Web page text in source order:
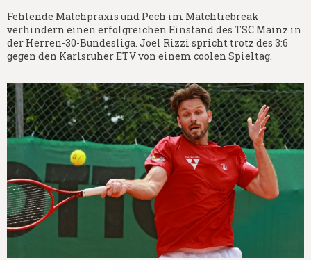
Fehlende Matchpraxis und Pech im Matchtiebreak
verhindern einen erfolgreichen Einstand des TSC Mainz in
der Herren-30-Bundesliga. Joel Rizzi spricht trotz des 3:6
gegen den Karlsruher ETV von einem coolen Spieltag.